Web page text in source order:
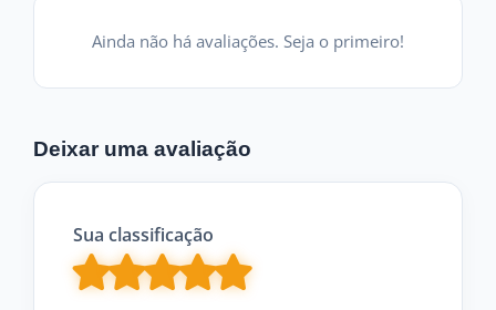
Ainda não há avaliações. Seja o primeiro!
Deixar uma avaliação
Sua classificação